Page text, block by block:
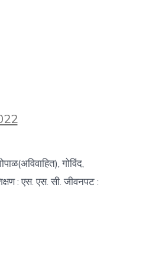
गोविंद,
: एस. एस. सी. जीवनपट :